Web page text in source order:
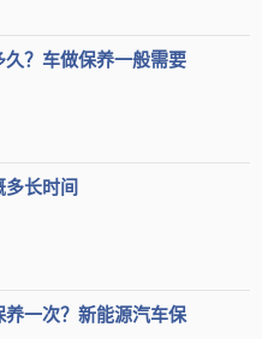
？车做保养一般需要
长时间
一次？新能源汽车保